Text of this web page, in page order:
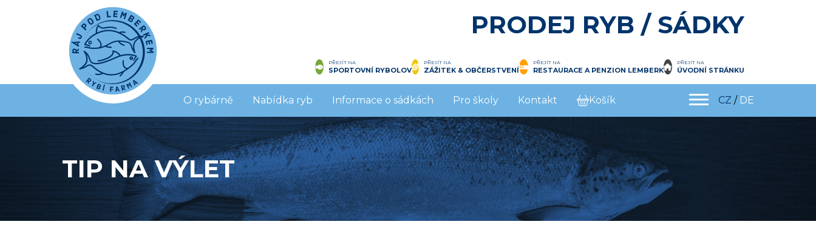
PRODEJ RYB / SÁDKY
PŘEJÍT NA
SPORTOVNÍ RYBOLOV
PŘEJÍT NA
ZÁŽITEK & OBČERSTVENÍ
PŘEJÍT NA
RESTAURACE A PENZION LEMBERK
PŘEJÍT NA
ÚVODNÍ STRÁNKU
O rybárně Nabídka ryb Informace o sádkách Pro školy Kontakt Košík CZ / DE
TIP NA VÝLET